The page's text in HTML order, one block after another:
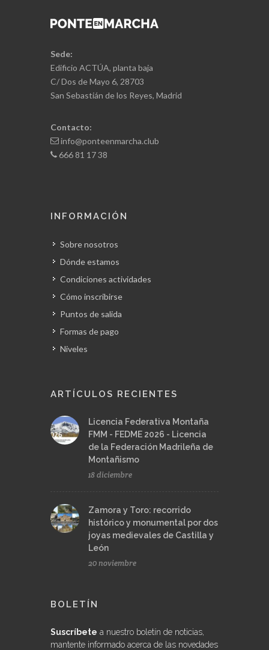
Sede:
Edificio ACTÚA, planta baja
C/ Dos de Mayo 6, 28703
San Sebastián de los Reyes, Madrid
Contacto:
info@ponteenmarcha.club
666 81 17 38
INFORMACIÓN
Sobre nosotros
Dónde estamos
Condiciones actividades
Cómo inscribirse
Puntos de salida
Formas de pago
Niveles
ARTÍCULOS RECIENTES
Licencia Federativa Montaña
FMM - FEDME 2026 - Licencia
de la Federación Madrileña de
Montañismo
18 diciembre
Zamora y Toro: recorrido
histórico y monumental por dos
joyas medievales de Castilla y
León
20 noviembre
BOLETÍN
Suscríbete a nuestro boletín de noticias,
mantente informado acerca de las novedades